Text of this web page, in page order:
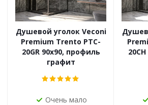
Душевой уголок Veconi
Premium Trento PTC-
20GR 90x90, профиль
графит
Очень мало